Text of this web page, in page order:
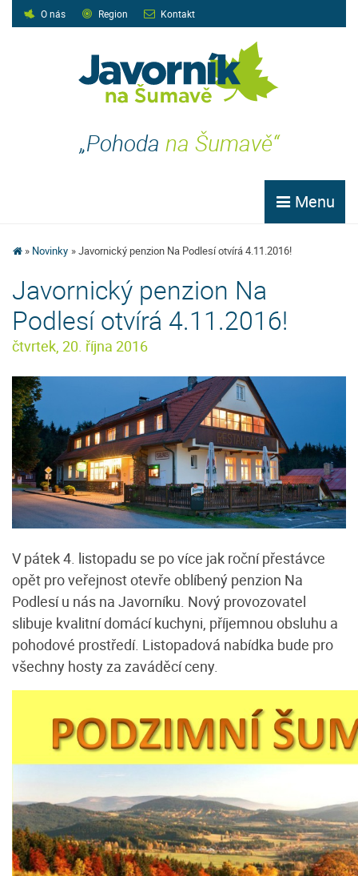
O nás Region Kontakt
„Pohoda na Šumavě“
Menu
Novinky Javornický penzion Na Podlesí otvírá 4.11.2016!
Javornický penzion Na
Podlesí otvírá 4.11.2016!
čtvrtek, 20. října 2016
V pátek 4. listopadu se po více jak roční přestávce
opět pro veřejnost otevře oblíbený penzion Na
Podlesí u nás na Javorníku. Nový provozovatel
slibuje kvalitní domácí kuchyni, příjemnou obsluhu a
pohodové prostředí. Listopadová nabídka bude pro
všechny hosty za zaváděcí ceny.